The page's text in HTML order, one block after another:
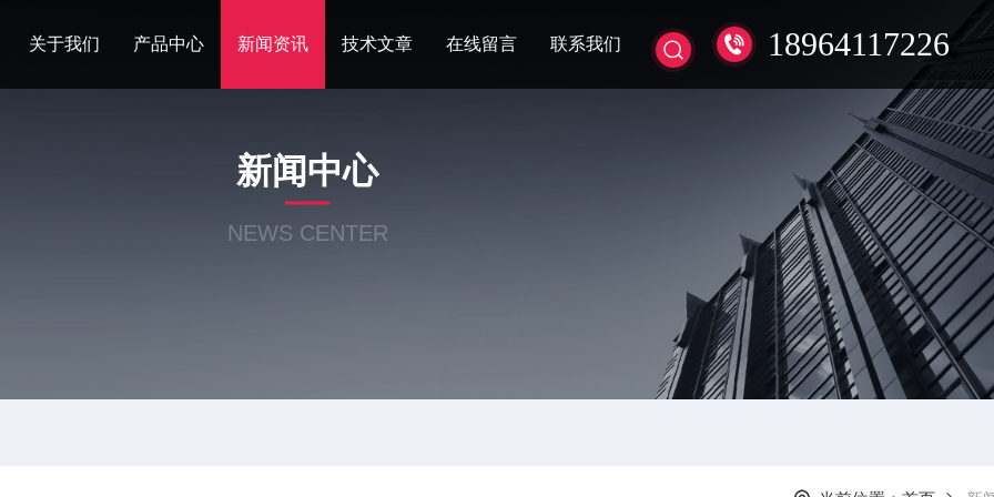
18964117226
关于我们 产品中心 新闻资讯 技术文章 在线留言 联系我们
新闻中心
NEWS CENTER